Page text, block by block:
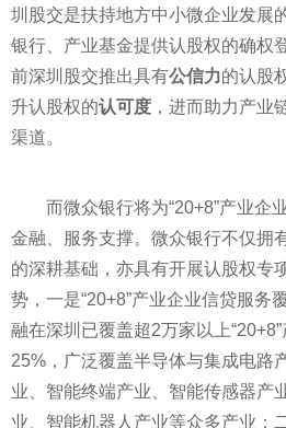
圳股交是扶持地方中小微企业发展
银行、产业基金提供认股权的确权
前深圳股交推出具有公信力的认股
升认股权的认可度 ，进而助力产业
渠道。
而微众银行将为“20+8”产业企
金融 、服务支撑。微众银行不仅拥
的深耕基础，亦具有开展认股权专
势，一是“20+8”产业企业信贷服务
融在深圳已覆盖超2万家以上
25%，广泛覆盖半导体与集成电路
业、智能终端产业、智能传感器产
业、智能机器人产业等众多产业；